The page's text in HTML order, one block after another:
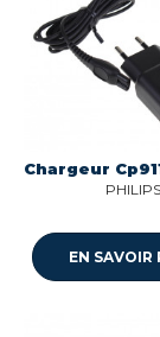
PHILIPS
EN SAVOIR